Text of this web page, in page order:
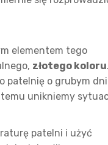
elementem tego
złotego koloru.
patelnię o grubym
temu unikniemy
patelni i użyć